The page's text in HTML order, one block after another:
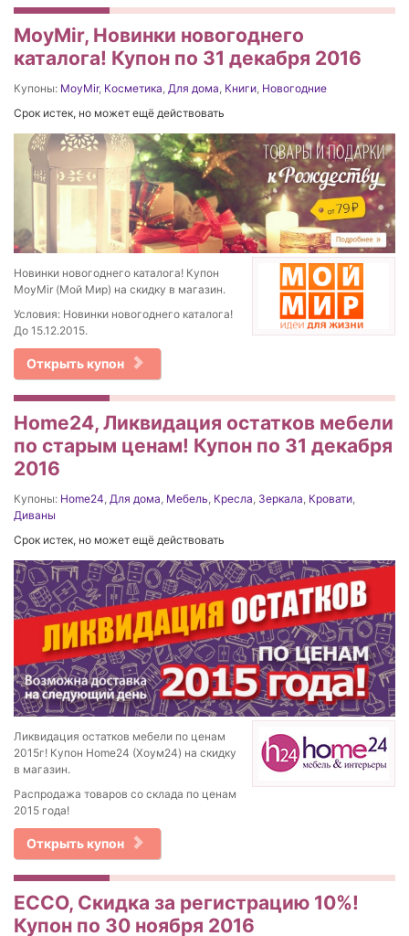
MoyMir, Новинки новогоднего
каталога! Купон по 31 декабря 2016
Купоны: MoyMir, Косметика, Для дома, Книги, Новогодние
Срок истек, но может ещё действовать
Новинки новогоднего каталога! Купон
MoyMir (Мой Мир) на скидку в магазин.
Условия: Новинки новогоднего каталога!
До 15.12.2015.
Открыть купон
Home24, Ликвидация остатков мебели
по старым ценам! Купон по 31 декабря
2016
Купоны: Home24, Для дома, Мебель, Кресла, Зеркала, Кровати,
Диваны
Срок истек, но может ещё действовать
Ликвидация остатков мебели по ценам
2015г! Купон Home24 (Хоум24) на скидку
в магазин.
Распродажа товаров со склада по ценам
2015 года!
Открыть купон
ECCO, Скидка за регистрацию 10%!
Купон по 30 ноября 2016